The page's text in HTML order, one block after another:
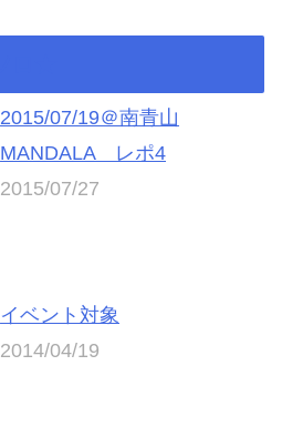
2015/07/19＠南青山
MANDALA レポ4
2015/07/27
イベント対象
2014/04/19